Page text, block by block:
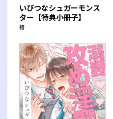
いびつなシュガーモンス
ター【特典小冊子】
椿